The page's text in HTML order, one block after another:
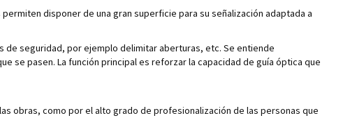
disponer de una gran superficie para su señalización adaptada a
de seguridad, por ejemplo delimitar aberturas, etc. Se entiende
se pasen. La función principal es reforzar la capacidad de guía óptica que
obras, como por el alto grado de profesionalización de las personas que